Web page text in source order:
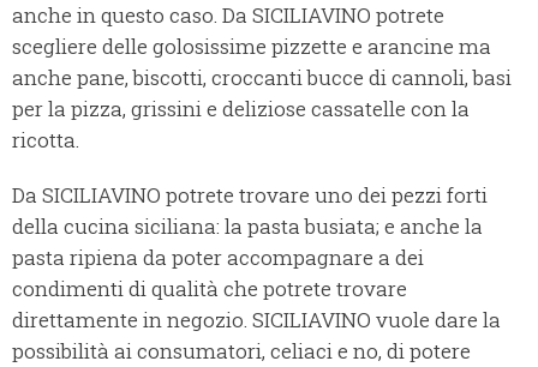
anche in questo caso. Da SICILIAVINO potrete
scegliere delle golosissime pizzette e arancine ma
anche pane, biscotti, croccanti bucce di cannoli, basi
per la pizza, grissini e deliziose cassatelle con la
ricotta.
Da SICILIAVINO potrete trovare uno dei pezzi forti
della cucina siciliana: la pasta busiata; e anche la
pasta ripiena da poter accompagnare a dei
condimenti di qualità che potrete trovare
direttamente in negozio. SICILIAVINO vuole dare la
possibilità ai consumatori, celiaci e no, di potere